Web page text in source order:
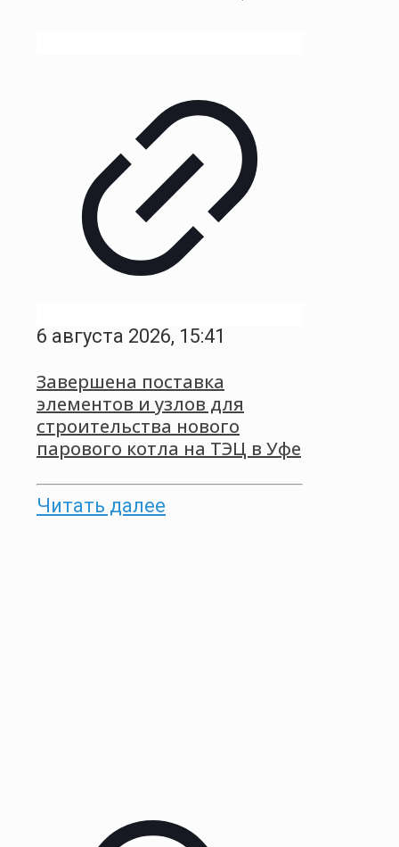
6 августа 2026, 15:41
Завершена поставка
элементов и узлов для
строительства нового
парового котла на ТЭЦ в Уфе
Читать далее